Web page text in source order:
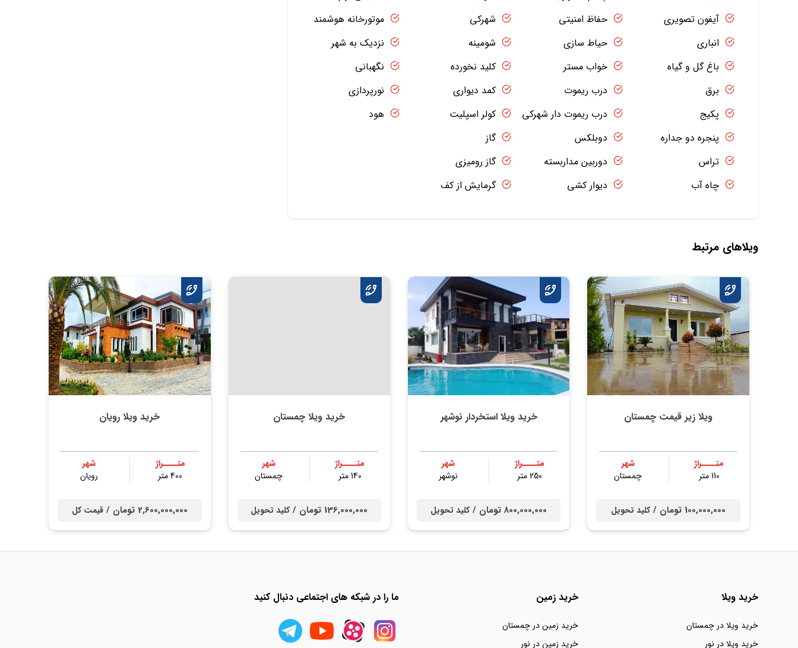
آیفون تصویری
انباری
باغ گل و گیاه
برق
پکیج
پنجره دو جداره
تراس
چاه آب
حفاظ امنیتی
حیاط سازی
خواب مستر
درب ریموت
درب ریموت دار شهرکی
دوبلکس
دوربین مداربسته
دیوار کشی
شهرکی
شومینه
کلید نخورده
کمد دیواری
کولر اسپلیت
گاز
گاز رومیزی
گرمایش از کف
موتورخانه هوشمند
نزدیک به شهر
نگهبانی
نورپردازی
هود
ویلاهای مرتبط
ویلا زیر قیمت چمستان
متــــراژ
110 متر
شهر
چمستان
100,000,000 تومان / کلید تحویل
خرید ویلا استخردار نوشهر
متــــراژ
250 متر
شهر
نوشهر
800,000,000 تومان / کلید تحویل
خرید ویلا چمستان
متــــراژ
140 متر
شهر
چمستان
136,000,000 تومان / کلید تحویل
خرید ویلا رویان
متــــراژ
400 متر
شهر
رویان
2,600,000,000 تومان / قیمت کل
خرید ویلا
خرید ویلا در چمستان
خرید ویلا در نور
خرید زمین
خرید زمین در چمستان
خرید زمین در نور
ما را در شبکه های اجتماعی دنبال کنید